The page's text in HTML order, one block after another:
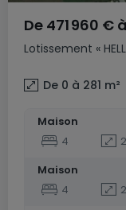
Lotissement «
De 471 960 € à
De 0 à 281 m²
Maison
4
Maison
4